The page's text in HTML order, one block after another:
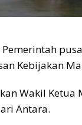
Pemerintah
Kebijakan
Wakil Ketua
Antara.